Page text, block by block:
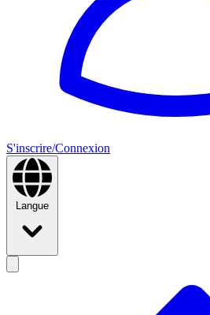
S'inscrire/Connexion
Langue